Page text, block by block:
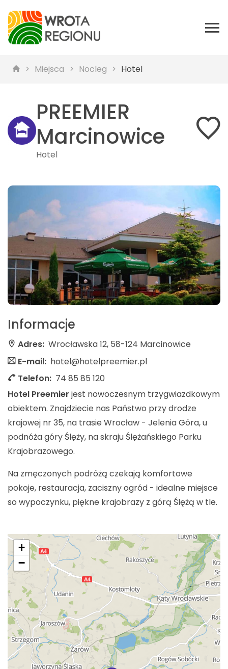
Miejsca Nocleg Hotel
PREEMIER
Marcinowice
Hotel
Informacje
Adres: Wrocławska 12, 58-124 Marcinowice
E-mail: hotel@hotelpreemier.pl
Telefon: 74 85 85 120
Hotel Preemier jest nowoczesnym trzygwiazdkowym
obiektem. Znajdziecie nas Państwo przy drodze
krajowej nr 35, na trasie Wrocław - Jelenia Góra, u
podnóża góry Ślęży, na skraju Ślężańskiego Parku
Krajobrazowego.
Na zmęczonych podróżą czekają komfortowe
pokoje, restauracja, zaciszny ogród - idealne miejsce
so wypoczynku, piękne krajobrazy z górą Ślężą w tle.
+
−